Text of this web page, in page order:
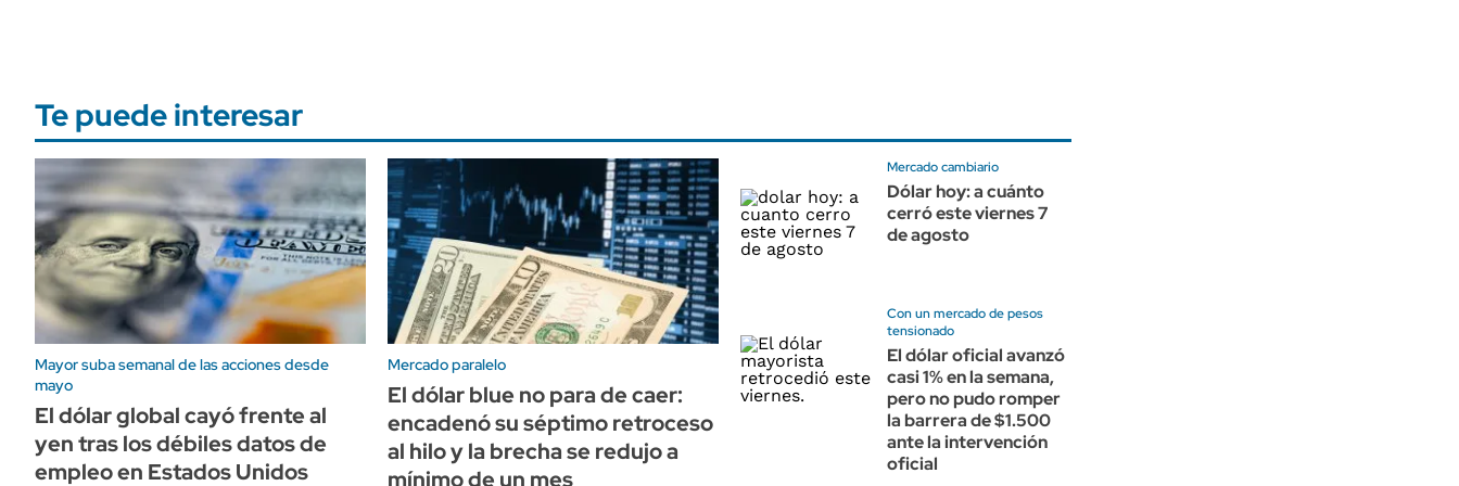
Te puede interesar
Mayor suba semanal de las acciones desde
mayo
El dólar global cayó frente al
yen tras los débiles datos de
empleo en Estados Unidos
Mercado paralelo
El dólar blue no para de caer:
encadenó su séptimo retroceso
al hilo y la brecha se redujo a
mínimo de un mes
Mercado cambiario
Dólar hoy: a cuánto
cerró este viernes 7
de agosto
Con un mercado de pesos
tensionado
El dólar oficial avanzó
casi 1% en la semana,
pero no pudo romper
la barrera de $1.500
ante la intervención
oficial